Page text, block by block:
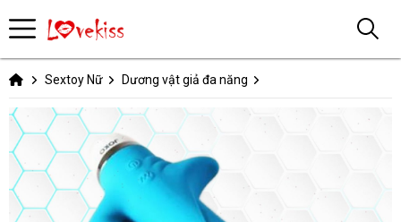
Sextoy Nữ Dương vật giả đa năng